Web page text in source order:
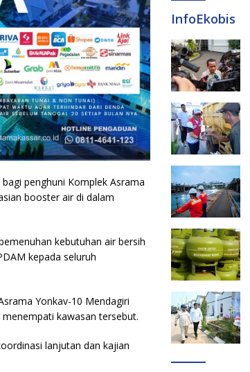
penghuni Komplek Asrama
booster air di dalam
kebutuhan air bersih
kepada seluruh
Yonkav-10 Mendagiri
kawasan tersebut.
lanjutan dan kajian
InfoEkobis